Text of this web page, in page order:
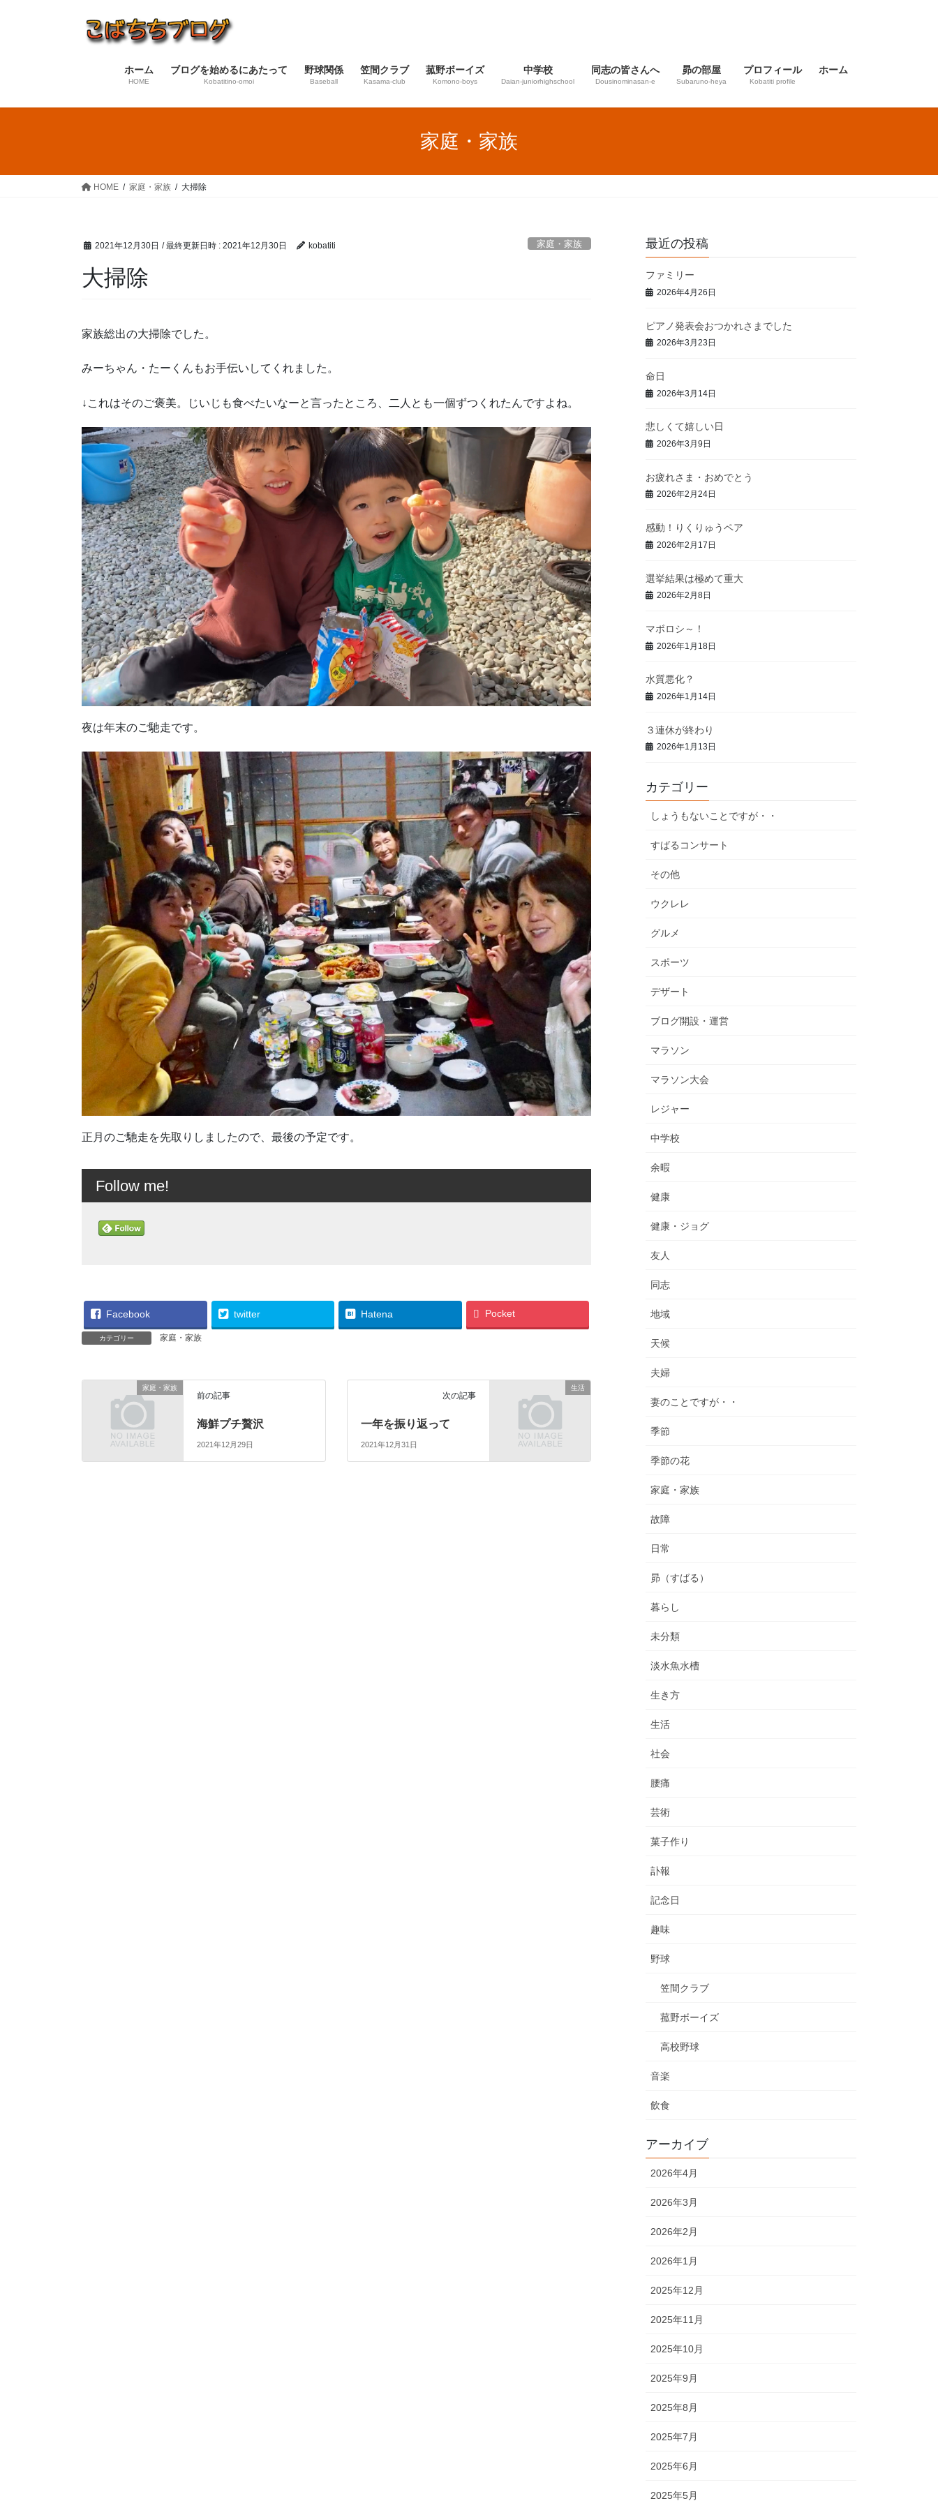
ス
ン
ホーム
HOME
ブログを始めるにあたって
Kobatitino-omoi
野球関係
Baseball
笠間クラブ
Kasama-club
菰野ボーイズ
Komono-boys
中学校
Daian‐juniorhighschool
同志の皆さんへ
Dousinominasan-e
昴の部屋
Subaruno-heya
プロフィール
Kobatiti profile
ホーム
家庭・家族
HOME 家庭・家族 大掃除
2021年12月30日 / 最終更新日時 : 2021年12月30日 kobatiti 家庭・家族
大掃除
家族総出の大掃除でした。
みーちゃん・たーくんもお手伝いしてくれました。
↓これはそのご褒美。じいじも食べたいなーと言ったところ、二人とも一個ずつくれたんですよね。
夜は年末のご馳走です。
正月のご馳走を先取りしましたので、最後の予定です。
Follow me!
Facebook twitter Hatena Pocket
カテゴリー 家庭・家族
家庭・家族
前の記事
海鮮プチ贅沢
2021年12月29日
生活
次の記事
一年を振り返って
2021年12月31日
最近の投稿
ファミリー
2026年4月26日
ピアノ発表会おつかれさまでした
2026年3月23日
命日
2026年3月14日
悲しくて嬉しい日
2026年3月9日
お疲れさま・おめでとう
2026年2月24日
感動！りくりゅうペア
2026年2月17日
選挙結果は極めて重大
2026年2月8日
マボロシ～！
2026年1月18日
水質悪化？
2026年1月14日
３連休が終わり
2026年1月13日
カテゴリー
しょうもないことですが・・
すばるコンサート
その他
ウクレレ
グルメ
スポーツ
デザート
ブログ開設・運営
マラソン
マラソン大会
レジャー
中学校
余暇
健康
健康・ジョグ
友人
同志
地域
天候
夫婦
妻のことですが・・
季節
季節の花
家庭・家族
故障
日常
昴（すばる）
暮らし
未分類
淡水魚水槽
生き方
生活
社会
腰痛
芸術
菓子作り
訃報
記念日
趣味
野球
笠間クラブ
菰野ボーイズ
高校野球
音楽
飲食
アーカイブ
2026年4月
2026年3月
2026年2月
2026年1月
2025年12月
2025年11月
2025年10月
2025年9月
2025年8月
2025年7月
2025年6月
2025年5月